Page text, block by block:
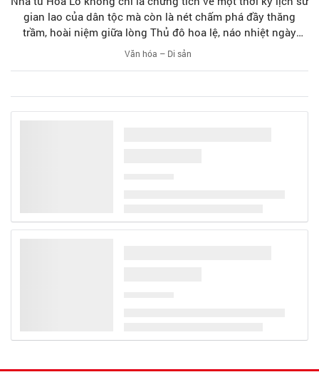
gian lao của dân tộc mà còn là nét chấm phá đầy thăng
trầm, hoài niệm giữa lòng Thủ đô hoa lệ, náo nhiệt ngày
nay. Nhà tù Hỏa Lò sẽ đem đến cho bạn rất nhiều trải
Văn hóa – Di sản